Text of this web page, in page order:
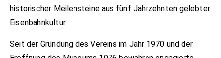
historischer Meilensteine aus fünf Jahrzehnten gelebter
Eisenbahnkultur.
Seit der Gründung des Vereins im Jahr 1970 und der